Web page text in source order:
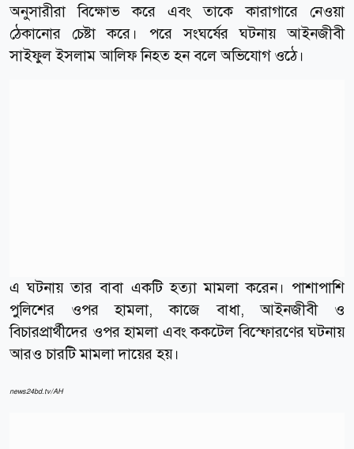
অনুসারীরা বিক্ষোভ করে এবং তাকে কারাগারে নেওয়া
ঠেকানোর চেষ্টা করে। পরে সংঘর্ষের ঘটনায় আইনজীবী
সাইফুল ইসলাম আলিফ নিহত হন বলে অভিযোগ ওঠে।
এ ঘটনায় তার বাবা একটি হত্যা মামলা করেন। পাশাপাশি
পুলিশের ওপর হামলা, কাজে বাধা, আইনজীবী ও
বিচারপ্রার্থীদের ওপর হামলা এবং ককটেল বিস্ফোরণের ঘটনায়
আরও চারটি মামলা দায়ের হয়।
news24bd.tv/AH